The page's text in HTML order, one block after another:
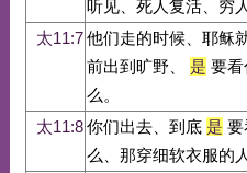
听见、死人复活、穷
太11:7他们走的时候、耶稣
前出到旷野、
是 要
么。
太11:8你们出去、到底 是 要
么、那穿细软衣服的人